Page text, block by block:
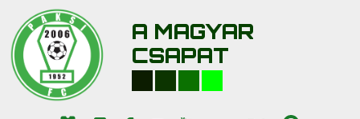
A MAGYAR
CSAPAT